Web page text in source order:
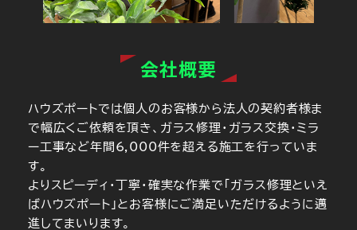
会社概要
ハウズポートでは個人のお客様から法人の契約者様ま
で幅広くご依頼を頂き、ガラス修理・ガラス交換・ミラ
ー工事など年間6,000件を超える施工を行っていま
す。
よりスピーディ・丁寧・確実な作業で「ガラス修理といえ
ばハウズポート」とお客様にご満足いただけるように邁
進してまいります。